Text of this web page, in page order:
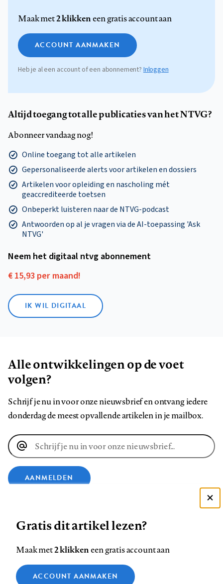
Maak met2 klikkeneen gratis account aan
ACCOUNT AANMAKEN
Heb je al een account of een abonnement?Inloggen
Altijd toegang tot alle publicaties van het NTVG?
Abonneer vandaag nog!
Online toegang tot alle artikelen
Gepersonaliseerde alerts voor artikelen en dossiers
Artikelen voor opleiding en nascholing mét
geaccrediteerde toetsen
Onbeperkt luisteren naar de NTVG-podcast
Antwoorden op al je vragen via de AI-toepassing 'Ask
NTVG'
Neem het digitaal ntvg abonnement
€ 15,93 per maand!
IK WIL DIGITAAL
Alle ontwikkelingen op de voet
volgen?
Schrijf je nu in voor onze nieuwsbrief en ontvang iedere
donderdag de meest opvallende artikelen in je mailbox.
E-
mailadres
AANMELDEN
op
op
op
ons
op
Contact Colofon Disclaimer Privacy
Zie onze cookie policy
Gratis dit artikel lezen?
Maak met2 klikkeneen gratis account aan
ACCOUNT AANMAKEN